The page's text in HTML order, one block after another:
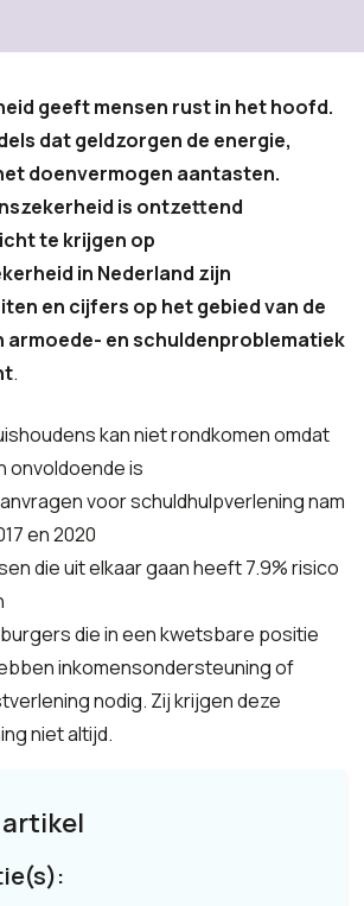
geeft mensen rust in het hoofd.
dat geldzorgen de energie,
doenvermogen aantasten.
is ontzettend
te krijgen op
in Nederland zijn
en cijfers op het gebied van de
armoede- en schuldenproblematiek
.
kan niet rondkomen omdat
onvoldoende is
voor schuldhulpverlening nam
en 2020
die uit elkaar gaan heeft 7.9% risico
die in een kwetsbare positie
inkomensondersteuning of
nodig. Zij krijgen deze
niet altijd.